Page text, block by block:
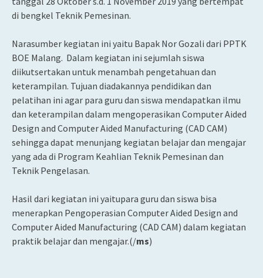
di bengkel Teknik Pemesinan.
Narasumber kegiatan ini yaitu Bapak Nor Gozali dari PPTK
BOE Malang. Dalam kegiatan ini sejumlah siswa
diikutsertakan untuk menambah pengetahuan dan
keterampilan. Tujuan diadakannya pendidikan dan
pelatihan ini agar para guru dan siswa mendapatkan ilmu
dan keterampilan dalam mengoperasikan Computer Aided
Design and Computer Aided Manufacturing (CAD CAM)
sehingga dapat menunjang kegiatan belajar dan mengajar
yang ada di Program Keahlian Teknik Pemesinan dan
Teknik Pengelasan.
Hasil dari kegiatan ini yaitupara guru dan siswa bisa
menerapkan Pengoperasian Computer Aided Design and
Computer Aided Manufacturing (CAD CAM) dalam kegiatan
praktik belajar dan mengajar.(/ms)